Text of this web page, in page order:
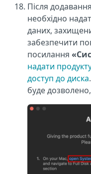
Після
необхідно
даних,
забезпечити
посилання
надати
доступ до диска
буде